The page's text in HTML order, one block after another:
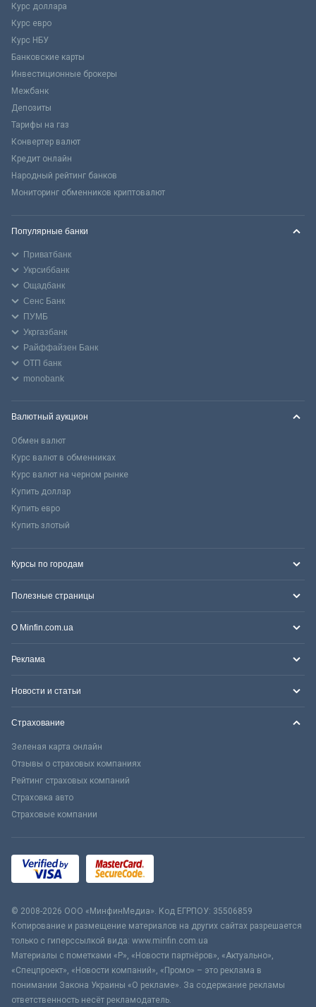
Курс доллара
Курс евро
Курс НБУ
Банковские карты
Инвестиционные брокеры
Межбанк
Депозиты
Тарифы на газ
Конвертер валют
Кредит онлайн
Народный рейтинг банков
Мониторинг обменников криптовалют
Популярные банки
Приватбанк
Укрсиббанк
Ощадбанк
Сенс Банк
ПУМБ
Укргазбанк
Райффайзен Банк
ОТП банк
monobank
Валютный аукцион
Обмен валют
Курс валют в обменниках
Курс валют на черном рынке
Купить доллар
Купить евро
Купить злотый
Курсы по городам
Полезные страницы
О Minfin.com.ua
Реклама
Новости и статьи
Страхование
Зеленая карта онлайн
Отзывы о страховых компаниях
Рейтинг страховых компаний
Страховка авто
Страховые компании
© 2008-2026 ООО «МинфинМедиа». Код ЕГРПОУ: 35506859
Копирование и размещение материалов на других сайтах разрешается
только с гиперссылкой вида: www.minfin.com.ua
Материалы с пометками «Р», «Новости партнёров», «Актуально»,
«Спецпроект», «Новости компаний», «Промо» – это реклама в
понимании Закона Украины «О рекламе». За содержание рекламы
ответственность несёт рекламодатель.